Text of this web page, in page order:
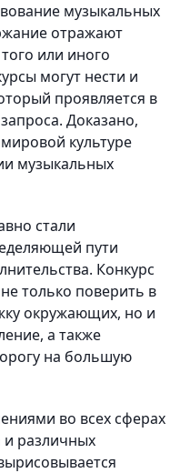
музыкальных
отражают
или иного
могут нести и
проявляется в
Доказано,
культуре
музыкальных
стали
пути
Конкурс
только поверить в
окружающих, но и
а также
на большую
во всех сферах
и различных